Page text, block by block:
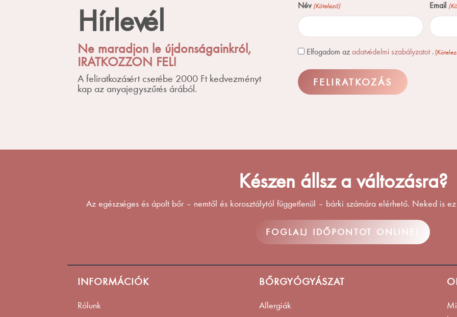
Hírlevél
Ne maradjon le újdonságainkról,
IRATKOZZON FEL!
A feliratkozásért cserébe 2000 Ft kedvezményt
kap az anyajegyszűrés árából.
Név (Kötelező) Email
Consent
Elfogadom az adatvédelmi szabályzatot.
Készen állsz a változásra?
Az egészséges és ápolt bőr – nemtől és korosztálytól függetlenül – bárki számára elérhető. Neked is
FOGLALJ IDŐPONTOT ONLINE!
INFORMÁCIÓK
Rólunk
BŐRGYÓGYÁSZAT
Allergiák